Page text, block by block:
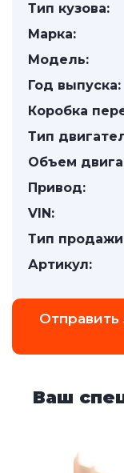
Тип кузова:
Марка:
Модель:
Год выпуска:
Коробка
Тип
Объем
Привод:
VIN:
Тип
Артикул:
Отправить
Ваш